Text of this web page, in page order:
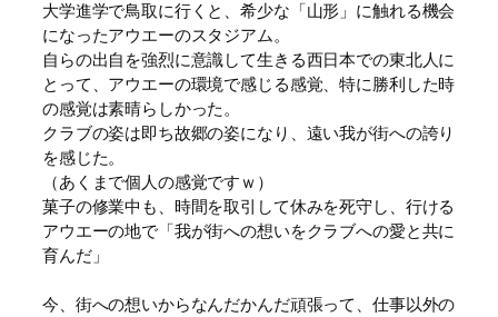
大学進学で鳥取に行くと、希少な「山形」に触れる機会
になったアウエーのスタジアム。
自らの出自を強烈に意識して生きる西日本での東北人に
とって、アウエーの環境で感じる感覚、特に勝利した時
の感覚は素晴らしかった。
クラブの姿は即ち故郷の姿になり、遠い我が街への誇り
を感じた。
（あくまで個人の感覚ですｗ）
菓子の修業中も、時間を取引して休みを死守し、行ける
アウエーの地で「我が街への想いをクラブへの愛と共に
育んだ」
今、街への想いからなんだかんだ頑張って、仕事以外の